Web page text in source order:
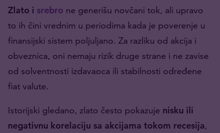
Zlato i srebro ne generišu novčani tok, ali upravo
to ih čini vrednim u periodima kada je poverenje u
finansijski sistem poljuljano. Za razliku od akcija i
obveznica, oni nemaju rizik druge strane i ne zavise
od solventnosti izdavaoca ili stabilnosti određene
fiat valute.
Istorijski gledano, zlato često pokazuje nisku ili
negativnu korelaciju sa akcijama tokom recesija,